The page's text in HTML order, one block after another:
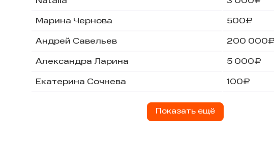
Марина Чернова 500₽
Андрей Савельев 200 000₽
Александра Ларина 5 000₽
Екатерина Сочнева 100₽
Показать ещё